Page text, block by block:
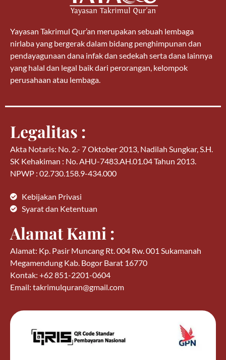
Yayasan Takrimul Qur’an merupakan sebuah lembaga
nirlaba yang bergerak dalam bidang penghimpunan dan
pendayagunaan dana infak dan sedekah serta dana lainnya
yang halal dan legal baik dari perorangan, kelompok
perusahaan atau lembaga.
Legalitas :
Akta Notaris: No. 2.- 7 Oktober 2013, Nadilah Sungkar, S.H.
SK Kehakiman : No. AHU-7483.AH.01.04 Tahun 2013.
NPWP : 02.730.158.9-434.000
Kebijakan Privasi
Syarat dan Ketentuan
Alamat Kami :
Alamat: Kp. Pasir Muncang Rt. 004 Rw. 001 Sukamanah
Megamendung Kab. Bogor Barat 16770
Kontak: +62 851-2201-0604
Email: takrimulquran@gmail.com